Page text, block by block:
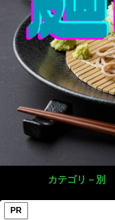
カテゴリ－別
PR